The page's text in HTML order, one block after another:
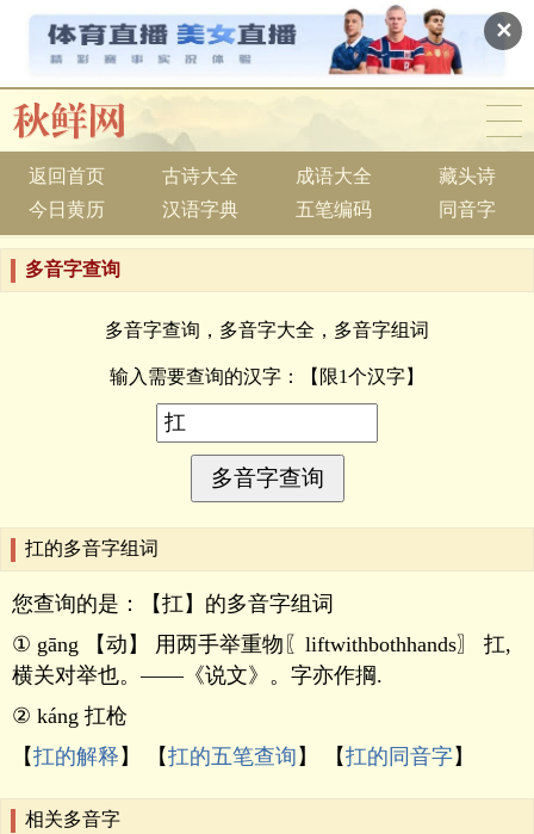
✕
返回首页 古诗大全 成语大全
藏头诗
今日黄历
汉语字典 五笔编码 同音字
多音字查询
多音字查询，多音字大全，多音字组词
输入需要查询的汉字： 【限1个汉字】
扛的多音字组词
您查询的是：【扛】的多音字组词
① gāng 【动】 用两手举重物〖liftwithbothhands〗 扛,
横关对举也。——《说文》。字亦作掆.
② káng 扛枪
【扛的解释 】 【扛的五笔查询 】 【扛的同音字】
相关多音字